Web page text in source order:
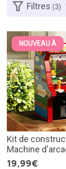
Filtres(3)
NOUVEAU À
Kit de
Machine
19,99€